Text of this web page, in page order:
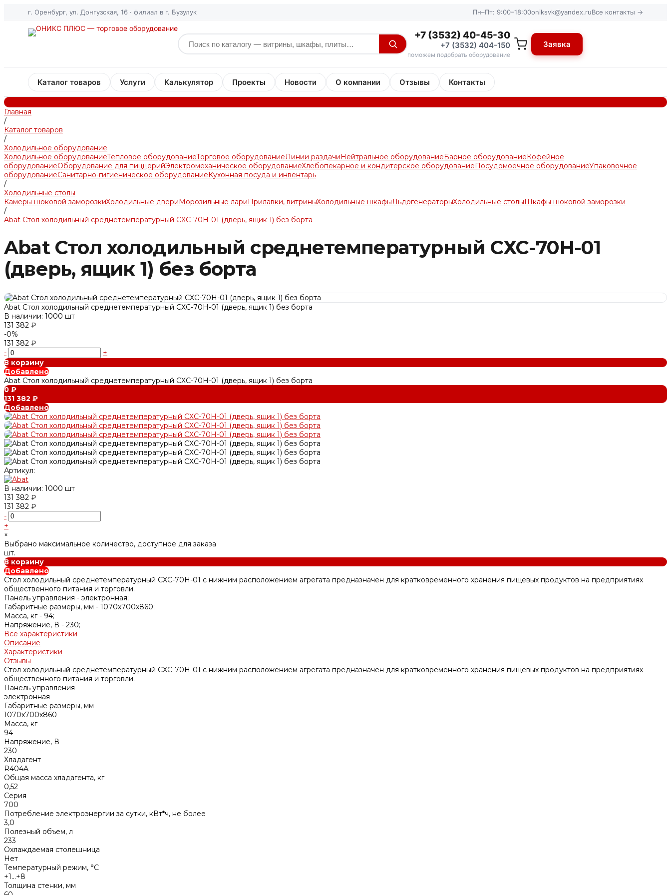
г. Оренбург, ул. Донгузская, 16 · филиал в г. Бузулук Пн–Пт: 9:00–18:00oniksvk@yandex.ruВсе контакты →
+7 (3532) 40-45-30
+7 (3532) 404-150
поможем подобрать оборудование
Заявка
Каталог товаров Услуги Калькулятор Проекты Новости О компании Отзывы Контакты
Главная
/
Каталог товаров
/
Холодильное оборудование
Холодильное оборудованиеТепловое оборудованиеТорговое оборудованиеЛинии раздачиНейтральное оборудованиеБарное оборудованиеКофейное
оборудованиеОборудование для пиццерийЭлектромеханическое оборудованиеХлебопекарное и кондитерское оборудованиеПосудомоечное оборудованиеУпаковочное
оборудованиеСанитарно-гигиеническое оборудованиеКухонная посуда и инвентарь
/
Холодильные столы
Камеры шоковой заморозкиХолодильные двериМорозильные лариПрилавки, витриныХолодильные шкафыЛьдогенераторыХолодильные столыШкафы шоковой заморозки
/
Abat Стол холодильный среднетемпературный СХС-70Н-01 (дверь, ящик 1) без борта
Abat Стол холодильный среднетемпературный СХС-70Н-01
(дверь, ящик 1) без борта
Abat Стол холодильный среднетемпературный СХС-70Н-01 (дверь, ящик 1) без борта
В наличии: 1000 шт
131 382 ₽
-0%
131 382 ₽
-
+
В корзину
Добавлено
Abat Стол холодильный среднетемпературный СХС-70Н-01 (дверь, ящик 1) без борта
0 ₽
131 382 ₽
Добавлено
Артикул:
В наличии: 1000 шт
131 382 ₽
131 382 ₽
-
+
×
Выбрано максимальное количество, доступное для заказа
шт.
В корзину
Добавлено
Стол холодильный среднетемпературный СХС-70Н-01 с нижним расположением агрегата предназначен для кратковременного хранения пищевых продуктов на предприятиях
общественного питания и торговли.
Панель управления - электронная;
Габаритные размеры, мм - 1070х700х860;
Масса, кг - 94;
Напряжение, В - 230;
Все характеристики
Описание
Характеристики
Отзывы
Стол холодильный среднетемпературный СХС-70Н-01 с нижним расположением агрегата предназначен для кратковременного хранения пищевых продуктов на предприятиях
общественного питания и торговли.
Панель управления
электронная
Габаритные размеры, мм
1070х700х860
Масса, кг
94
Напряжение, В
230
Хладагент
R404A
Общая масса хладагента, кг
0,52
Серия
700
Потребление электроэнергии за сутки, кВт*ч, не более
3,0
Полезный объем, л
233
Охлаждаемая столешница
Нет
Температурный режим, °C
+1...+8
Толщина стенки, мм